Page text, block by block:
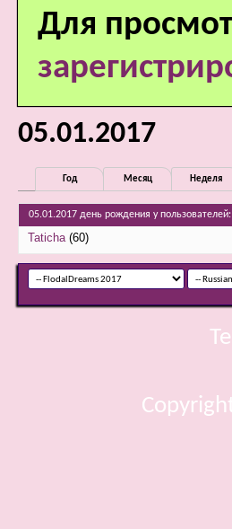
Для
05.01.2017
Год Месяц Неделя
05.01.2017 день рождения у пользователей:
Taticha(60)